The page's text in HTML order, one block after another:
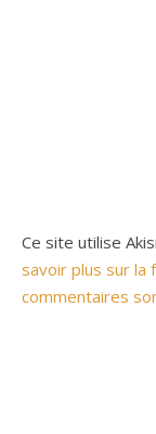
Ce site utilise
savoir plus sur la
commentaires